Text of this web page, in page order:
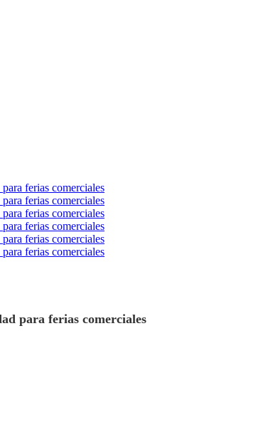
para ferias comerciales